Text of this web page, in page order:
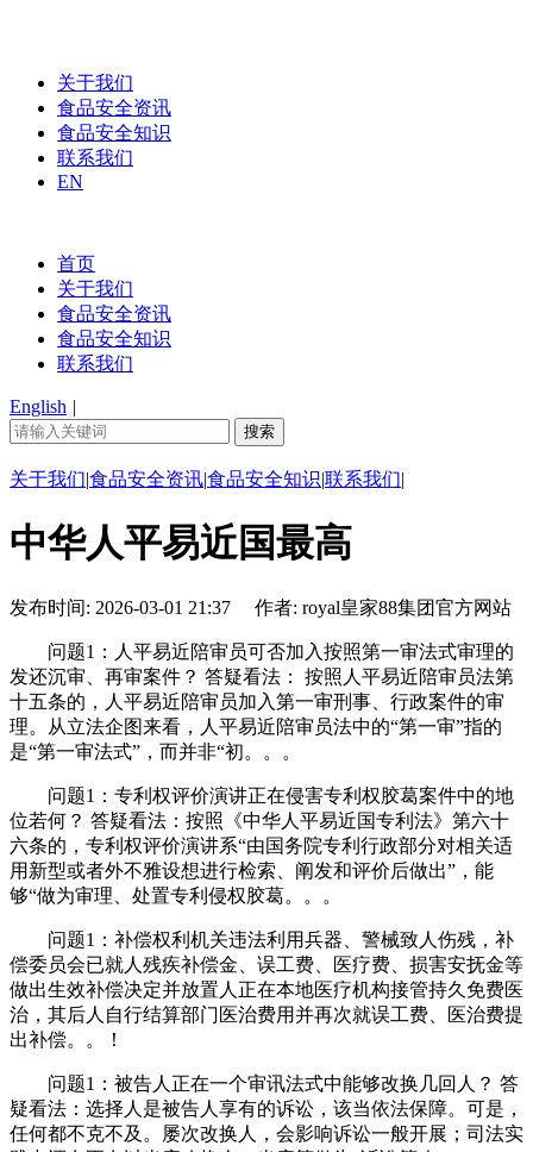
关于我们
食品安全资讯
食品安全知识
联系我们
EN
首页
关于我们
食品安全资讯
食品安全知识
联系我们
English |
关于我们|食品安全资讯|食品安全知识|联系我们|
中华人平易近国最高
发布时间: 2026-03-01 21:37 作者: royal皇家88集团官方网站
问题1：人平易近陪审员可否加入按照第一审法式审理的
发还沉审、再审案件？ 答疑看法： 按照人平易近陪审员法第
十五条的，人平易近陪审员加入第一审刑事、行政案件的审
理。从立法企图来看，人平易近陪审员法中的“第一审”指的
是“第一审法式”，而并非“初。。。
问题1：专利权评价演讲正在侵害专利权胶葛案件中的地
位若何？ 答疑看法：按照《中华人平易近国专利法》第六十
六条的，专利权评价演讲系“由国务院专利行政部分对相关适
用新型或者外不雅设想进行检索、阐发和评价后做出”，能
够“做为审理、处置专利侵权胶葛。。。
问题1：补偿权利机关违法利用兵器、警械致人伤残，补
偿委员会已就人残疾补偿金、误工费、医疗费、损害安抚金等
做出生效补偿决定并放置人正在本地医疗机构接管持久免费医
治，其后人自行结算部门医治费用并再次就误工费、医治费提
出补偿。。！
问题1：被告人正在一个审讯法式中能够改换几回人？ 答
疑看法：选择人是被告人享有的诉讼，该当依法保障。可是，
任何都不克不及。屡次改换人，会影响诉讼一般开展；司法实